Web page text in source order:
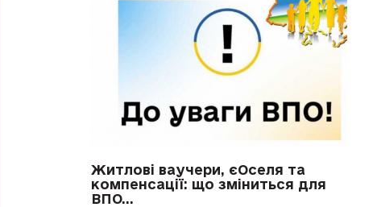
Житлові ваучери, єОселя та
компенсації: що зміниться для
ВПО...